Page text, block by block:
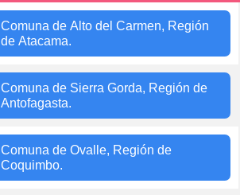
Comuna de Alto del Carmen, Región
de Atacama.
Comuna de Sierra Gorda, Región de
Antofagasta.
Comuna de Ovalle, Región de
Coquimbo.